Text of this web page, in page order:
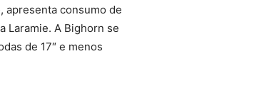
apresenta consumo de
Laramie. A Bighorn se
de 17″ e menos